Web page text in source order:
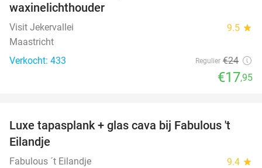
waxinelichthouder
Visit Jekervallei 9.5 star
Maastricht
Verkocht: 433
Regulier €24
€17,95
28%
Luxe tapasplank + glas cava bij Fabulous 't
Eilandje
Fabulous ´t Eilandje 9.4 star